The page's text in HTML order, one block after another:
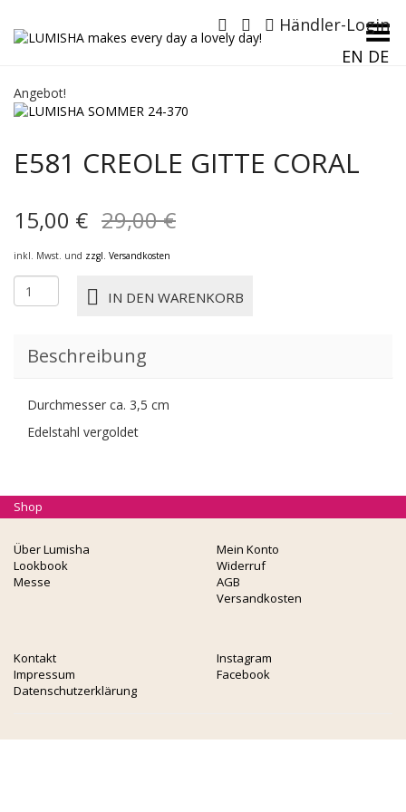
Händler-Login
EN DE
Menü umschalten
Angebot!
E581 CREOLE GITTE CORAL
29,00€Ursprünglicher
29,00 €
15,00 €
Aktueller
15,00 €.
inkl. Mwst. und zzgl. Versandkosten
E581
CREOLE
Menge
IN DEN WARENKORB
Beschreibung
Durchmesser ca. 3,5 cm
Edelstahl vergoldet
Über Lumisha
Lookbook
Messe
Mein Konto
Widerruf
AGB
Versandkosten
Kontakt
Impressum
Datenschutzerklärung
Instagram
Facebook
Shop